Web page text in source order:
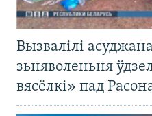
Вызвалілі
зьняволеньня
вясёлкі» пад